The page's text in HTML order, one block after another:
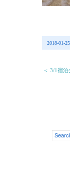
2018-01-
＜ 3/1宿